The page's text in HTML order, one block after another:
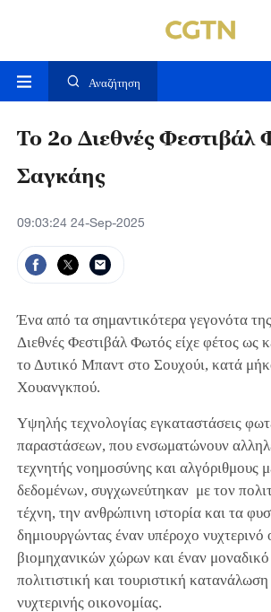
Αναζήτηση
Το 2ο Διεθνές Φεστιβάλ
Σαγκάης
09:03:24 24-Sep-2025
Ένα από τα σημαντικότερα γεγονότα
Διεθνές Φεστιβάλ Φωτός είχε φέτος ως
το Δυτικό Μπαντ στο Σουχούι, κατά
Χουανγκπού.
Υψηλής τεχνολογίας εγκαταστάσεις
παραστάσεων, που ενσωματώνουν
τεχνητής νοημοσύνης και αλγόριθμους
δεδομένων, συγχωνεύτηκαν με τον
τέχνη, την ανθρώπινη ιστορία και τα
δημιουργώντας έναν υπέροχο νυχτερινό
βιομηχανικών χώρων και έναν
πολιτιστική και τουριστική
νυχτερινής οικονομίας.